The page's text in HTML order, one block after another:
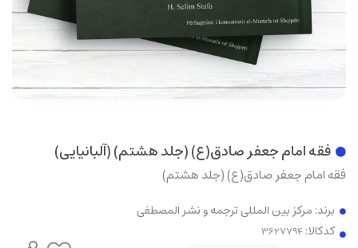
فقه امام جعفر صادق(ع) (جلد هشتم) (آلبانيايی)
فقه امام جعفر صادق(ع) (جلد هشتم)
برند: مرکز بین المللی ترجمه و نشر المصطفی
کدکالا: